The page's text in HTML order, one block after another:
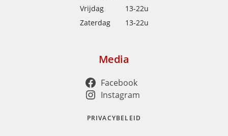
Vrijdag
13-22u
Zaterdag
13-22u
Media
Facebook
Instagram
PRIVACYBELEID